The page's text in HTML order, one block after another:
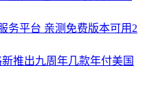
务平台 亲测免费版本可用2